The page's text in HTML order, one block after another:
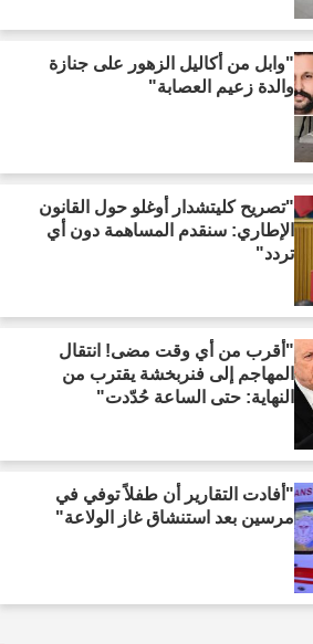
"وابل من أكاليل الزهور على جنازة
والدة زعيم العصابة"
"تصريح كليتشدار أوغلو حول القانون
الإطاري: سنقدم المساهمة دون أي
تردد"
"أقرب من أي وقت مضى! انتقال
المهاجم إلى فنربخشة يقترب من
النهاية: حتى الساعة حُدّدت"
"أفادت التقارير أن طفلاً توفي في
مرسين بعد استنشاق غاز الولاعة"